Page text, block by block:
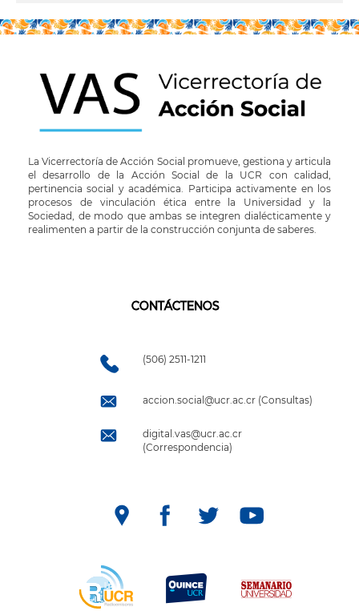
La Vicerrectoría de Acción Social promueve, gestiona y articula
el desarrollo de la Acción Social de la UCR con calidad,
pertinencia social y académica. Participa activamente en los
procesos de vinculación ética entre la Universidad y la
Sociedad, de modo que ambas se integren dialécticamente y
realimenten a partir de la construcción conjunta de saberes.
CONTÁCTENOS
(506) 2511-1211
accion.social@ucr.ac.cr (Consultas)
digital.vas@ucr.ac.cr
(Correspondencia)